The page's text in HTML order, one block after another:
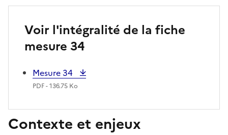
Voir l'intégralité de la fiche
mesure 34
Mesure 34
PDF - 136.75 Ko
Contexte et enjeux